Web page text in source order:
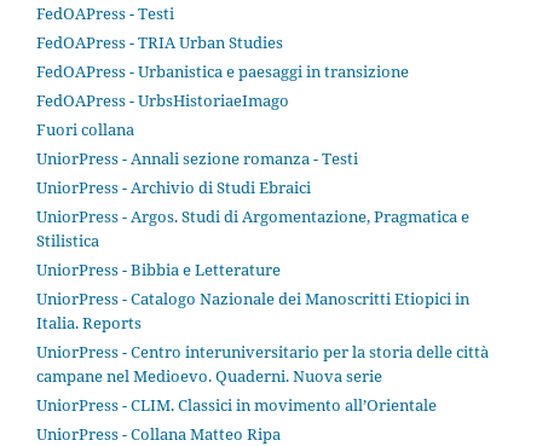
FedOAPress - Testi
FedOAPress - TRIA Urban Studies
FedOAPress - Urbanistica e paesaggi in transizione
FedOAPress - UrbsHistoriaeImago
Fuori collana
UniorPress - Annali sezione romanza - Testi
UniorPress - Archivio di Studi Ebraici
UniorPress - Argos. Studi di Argomentazione, Pragmatica e
Stilistica
UniorPress - Bibbia e Letterature
UniorPress - Catalogo Nazionale dei Manoscritti Etiopici in
Italia. Reports
UniorPress - Centro interuniversitario per la storia delle città
campane nel Medioevo. Quaderni. Nuova serie
UniorPress - CLIM. Classici in movimento all’Orientale
UniorPress - Collana Matteo Ripa